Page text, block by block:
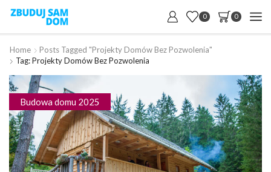
0 0
Home
Posts Tagged "projekty Domów Bez Pozwolenia"
Tag: Projekty Domów Bez Pozwolenia
Budowa domu 2025